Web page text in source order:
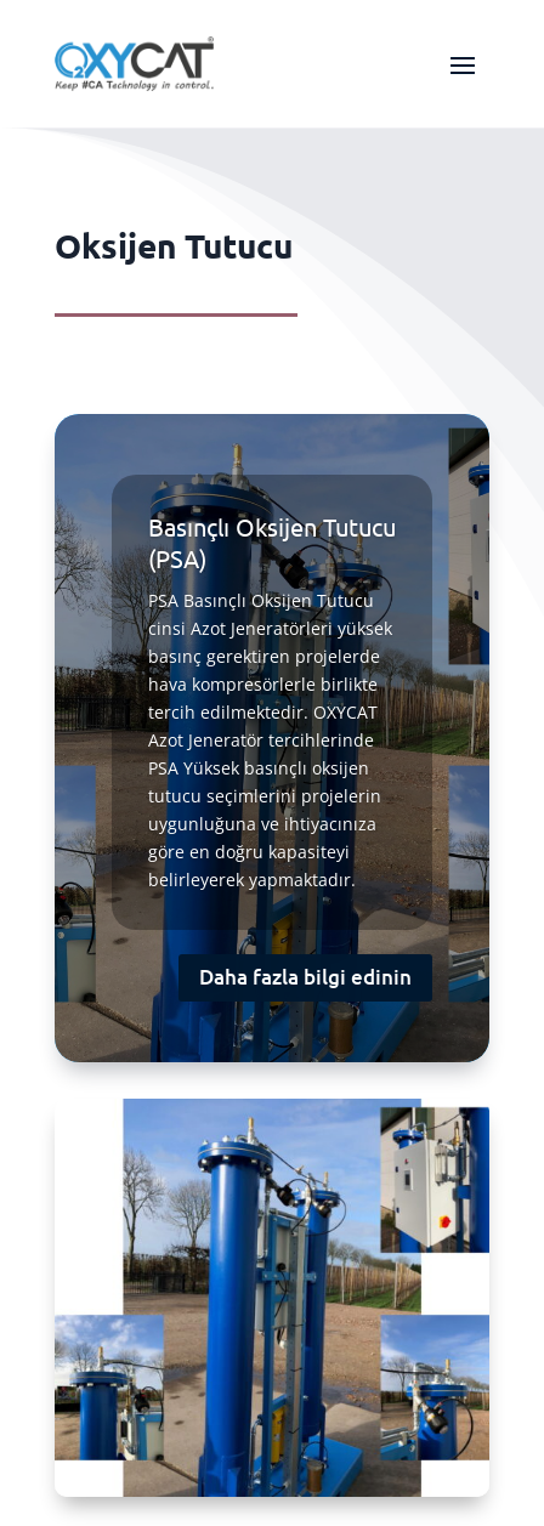
Oksijen Tutucu
Basınçlı Oksijen Tutucu
(PSA)
PSA Basınçlı Oksijen Tutucu
cinsi Azot Jeneratörleri yüksek
basınç gerektiren projelerde
hava kompresörlerle birlikte
tercih edilmektedir. OXYCAT
Azot Jeneratör tercihlerinde
PSA Yüksek basınçlı oksijen
tutucu seçimlerini projelerin
uygunluğuna ve ihtiyacınıza
göre en doğru kapasiteyi
belirleyerek yapmaktadır.
Daha fazla bilgi edinin